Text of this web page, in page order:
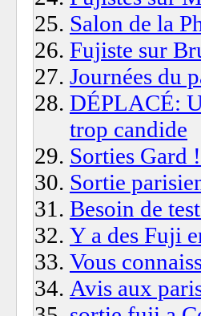
Salon de la
Fujiste sur
Journées du
DÉPLACÉ:
trop candide
Sorties Gard !
Sortie
Besoin de
Y a des Fuji
Vous
Avis aux